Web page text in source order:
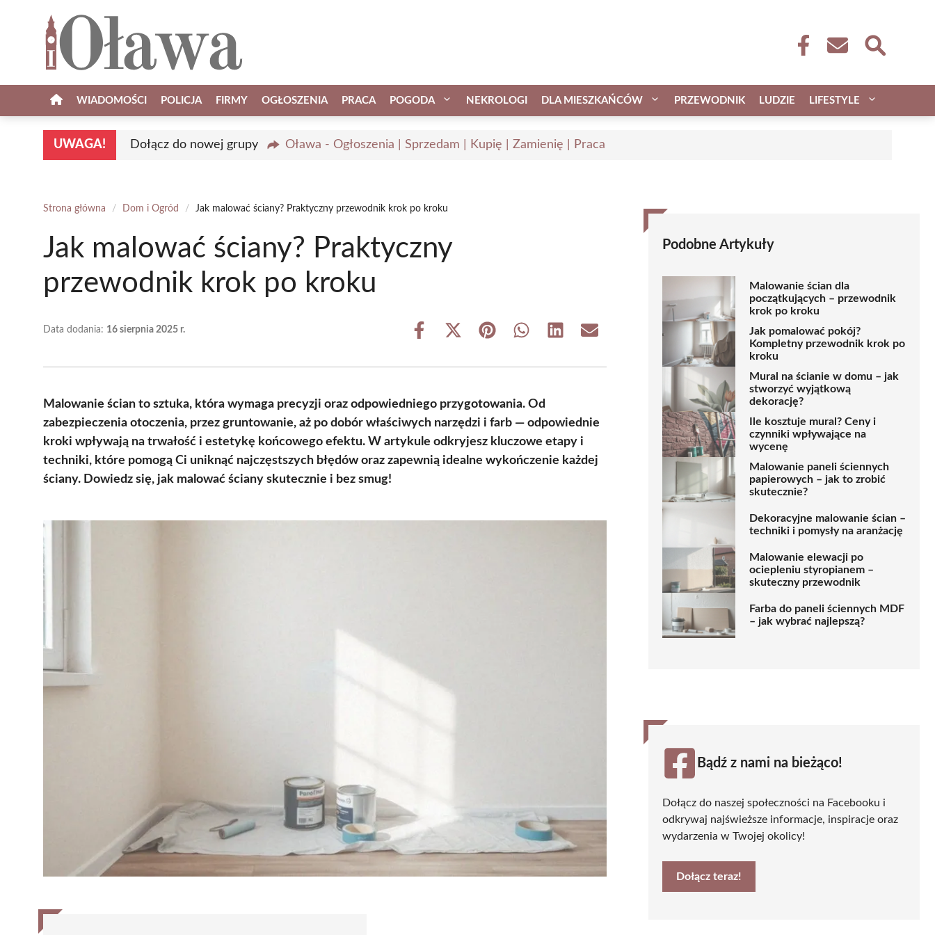
WIADOMOŚCI POLICJA FIRMY OGŁOSZENIA PRACA POGODA NEKROLOGI DLA MIESZKAŃCÓW PRZEWODNIK LUDZIE LIFESTYLE
UWAGA! Dołącz do nowej grupy Oława - Ogłoszenia | Sprzedam | Kupię | Zamienię | Praca
Strona główna / Dom i Ogród / Jak malować ściany? Praktyczny przewodnik krok po kroku
Jak malować ściany? Praktyczny
przewodnik krok po kroku
Data dodania: 16 sierpnia 2025 r.
Share
Share
(Twitter)
Share Share Share Share
Malowanie ścian to sztuka, która wymaga precyzji oraz odpowiedniego przygotowania. Od
zabezpieczenia otoczenia, przez gruntowanie, aż po dobór właściwych narzędzi i farb — odpowiednie
kroki wpływają na trwałość i estetykę końcowego efektu. W artykule odkryjesz kluczowe etapy i
techniki, które pomogą Ci uniknąć najczęstszych błędów oraz zapewnią idealne wykończenie każdej
ściany. Dowiedz się, jak malować ściany skutecznie i bez smug!
Podobne Artykuły
Malowanie ścian dla
początkujących – przewodnik
krok po kroku
Jak pomalować pokój?
Kompletny przewodnik krok po
kroku
Mural na ścianie w domu – jak
stworzyć wyjątkową
dekorację?
Ile kosztuje mural? Ceny i
czynniki wpływające na
wycenę
Malowanie paneli ściennych
papierowych – jak to zrobić
skutecznie?
Dekoracyjne malowanie ścian –
techniki i pomysły na aranżację
Malowanie elewacji po
ociepleniu styropianem –
skuteczny przewodnik
Farba do paneli ściennych MDF
– jak wybrać najlepszą?
Bądź z nami na bieżąco!
Dołącz do naszej społeczności na Facebooku i
odkrywaj najświeższe informacje, inspiracje oraz
wydarzenia w Twojej okolicy!
Dołącz teraz!